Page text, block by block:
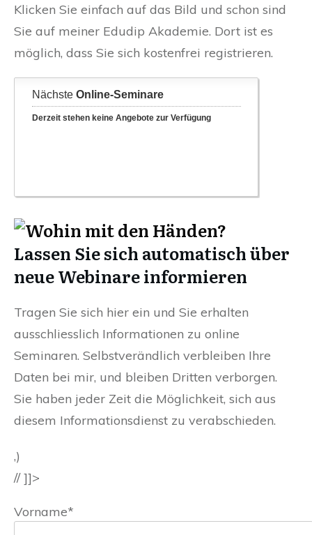
Klicken Sie einfach auf das Bild und schon sind
Sie auf meiner Edudip Akademie. Dort ist es
möglich, dass Sie sich kostenfrei registrieren.
Lassen Sie sich automatisch über
neue Webinare informieren
Tragen Sie sich hier ein und Sie erhalten
ausschliesslich Informationen zu online
Seminaren. Selbstverändlich verbleiben Ihre
Daten bei mir, und bleiben Dritten verborgen.
Sie haben jeder Zeit die Möglichkeit, sich aus
diesem Informationsdienst zu verabschieden.
‚)
// ]]>
Vorname*